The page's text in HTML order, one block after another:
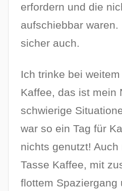
p
t
e
b
r
2
0
erfordern und die
aufschiebbar
sicher auch.
Ich trinke bei
Kaffee, das ist mein
schwierige
war so ein Tag für
nichts genutzt!
Tasse Kaffee, mit
flottem Spaziergang